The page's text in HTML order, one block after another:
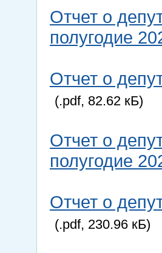
Отчет о
полугодие
Отчет о
(.pdf, 82.62 кБ)
Отчет о
полугодие
Отчет о
(.pdf, 230.96 кБ)